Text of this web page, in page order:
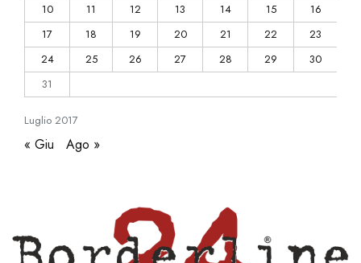
Luglio 2017
10
11 12 13 14 15
16
17
18 19 20 21 22
23
24
25 26 27 28 29
30
31
« Giu Ago »